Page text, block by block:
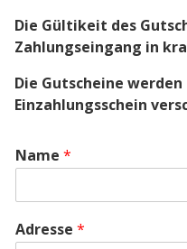
Die Gültikeit des
Zahlungseingang in
Die Gutscheine
Einzahlungsschein
Name *
Adresse *